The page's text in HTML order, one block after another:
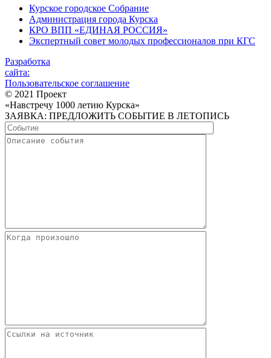
Курское городское Собрание
Администрация города Курска
КРО ВПП «ЕДИНАЯ РОССИЯ»
Экспертный совет молодых профессионалов при КГС
Разработка
сайта:
Пользовательское соглашение
© 2021 Проект
«Навстречу 1000 летию Курска»
ЗАЯВКА: ПРЕДЛОЖИТЬ СОБЫТИЕ В ЛЕТОПИСЬ